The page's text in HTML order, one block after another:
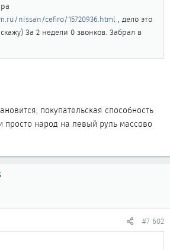
nissan/cefiro/15720936.html , дело это
За 2 недели 0 звонков. Забрал в
покупательская способность
просто народ на левый руль массово
#7 602